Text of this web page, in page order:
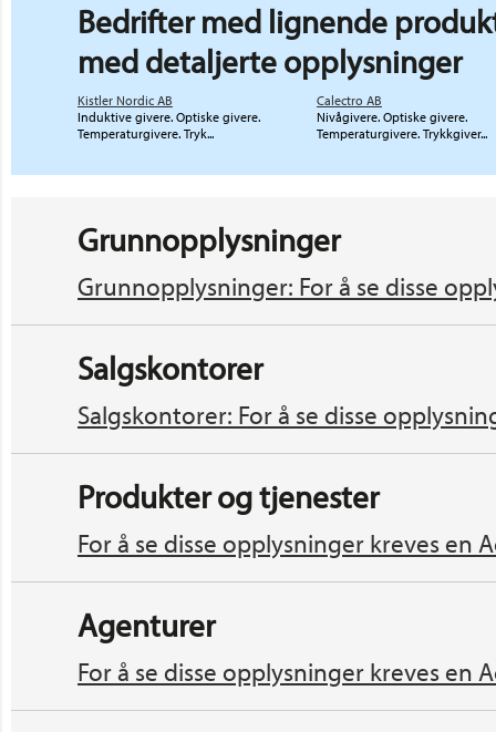
Bedrifter med lignende
med detaljerte opplysninger
Kistler Nordic AB
Induktive givere. Optiske givere.
Temperaturgivere. Tryk...
Calectro AB
Nivågivere. Optiske givere.
Temperaturgivere. Trykkgiver...
Grunnopplysninger
Grunnopplysninger: For å se disse
Salgskontorer
Salgskontorer: For å se disse
Produkter og tjenester
For å se disse opplysninger kreves en
Agenturer
For å se disse opplysninger kreves en